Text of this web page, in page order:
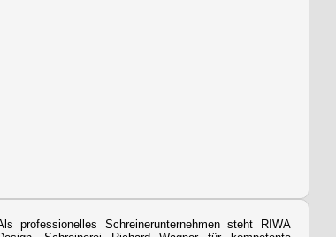
professionelles Schreinerunternehmen steht RIWA